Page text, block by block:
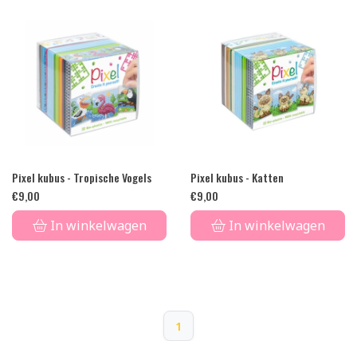
Pixel kubus - Tropische Vogels
€9,00
In winkelwagen
Pixel kubus - Katten
€9,00
In winkelwagen
1